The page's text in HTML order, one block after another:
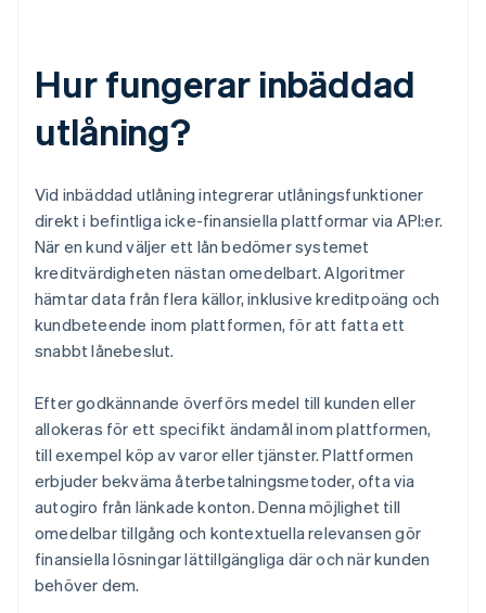
Hur fungerar inbäddad
utlåning?
Vid inbäddad utlåning integrerar utlåningsfunktioner
direkt i befintliga icke-finansiella plattformar via API:er.
När en kund väljer ett lån bedömer systemet
kreditvärdigheten nästan omedelbart. Algoritmer
hämtar data från flera källor, inklusive kreditpoäng och
kundbeteende inom plattformen, för att fatta ett
snabbt lånebeslut.
Efter godkännande överförs medel till kunden eller
allokeras för ett specifikt ändamål inom plattformen,
till exempel köp av varor eller tjänster. Plattformen
erbjuder bekväma återbetalningsmetoder, ofta via
autogiro från länkade konton. Denna möjlighet till
omedelbar tillgång och kontextuella relevansen gör
finansiella lösningar lättillgängliga där och när kunden
behöver dem.